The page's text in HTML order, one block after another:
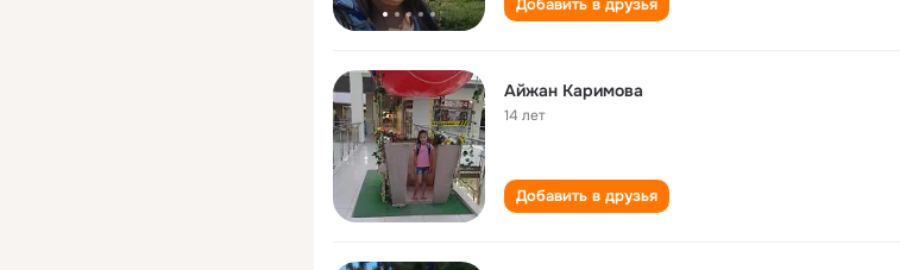
Добавить в друзья
Айжан Каримова
14 лет
Добавить в друзья